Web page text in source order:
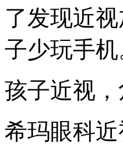
了发现近
子少玩手机
孩子近视
希玛眼科